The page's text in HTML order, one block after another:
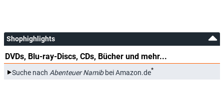
Shophighlights
DVDs, Blu-ray-Discs, CDs, Bücher und mehr...
Suche nach Abenteuer Namibbei Amazon.de*